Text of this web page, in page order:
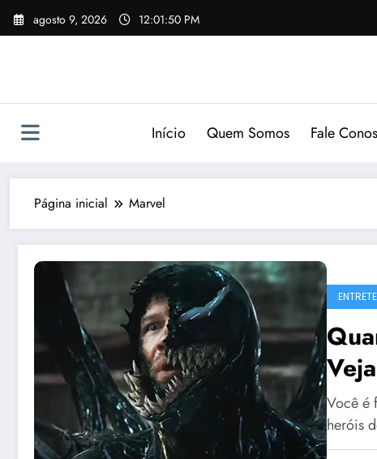
Pular
para
agosto 9, 2026 12:01:51 PM
Início Quem Somos Fale
Página inicial Marvel
Você é
heróis